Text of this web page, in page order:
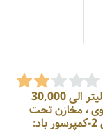
سازنده 1- کمپرسور های هوای فشرده ( از 50 لیتر الی 30,000
لیتر )، کمپرسورهای اسکرو ، پیستونی ، فشارقوی ، مخازن تحت
فشار، فیلترها و رطوبت گیر، مخازن فشار قوی 2-کمپرسور باد: